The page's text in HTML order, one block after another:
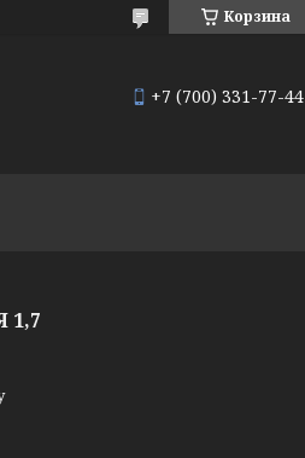
Корзина
+7 (700) 331-77-44
1,7